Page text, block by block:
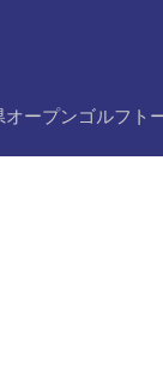
オープンゴルフト